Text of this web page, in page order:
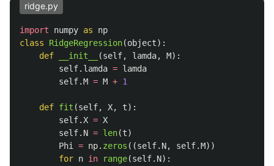
ridge.py
import numpy as
np
class
RidgeRegression(object):
def
__init__ (self, lamda, M):
self. lamda = lamda
self.M = M + 1
def fit (self, X, t):
self.X = X
self. N = len(t)
Phi
= np. zeros ((self. N, self.M))
for n in range(self. N):